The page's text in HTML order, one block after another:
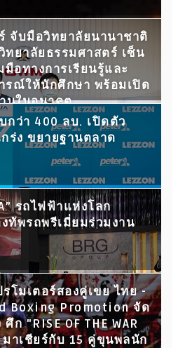
จับมือวิทยาลัยนานาชาติ
ยาลัยธรรมศาสตร์ เซ็น
อทางการเรียนรู้และ
รณ์ให้นักศึกษา พร้อมเปิด
นในอนาคต
กว่า 400 ลบ. เปิดตัว
ร่ง ขยายฐานตลาด
รถไฟฟ้าแห่งโลก
ทัพรถพรีเมี่ยมร่วมงาน
โมเตอร์สองคู่เขย ไทย -
Boxing Promotion จัด
"RISE OF THE WAR
มาเชียร์กับ 15 คู่ขุนพลนัก